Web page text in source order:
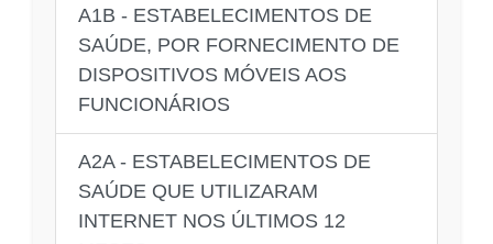
A1B - ESTABELECIMENTOS DE
SAÚDE, POR FORNECIMENTO DE
DISPOSITIVOS MÓVEIS AOS
FUNCIONÁRIOS
A2A - ESTABELECIMENTOS DE
SAÚDE QUE UTILIZARAM
INTERNET NOS ÚLTIMOS 12